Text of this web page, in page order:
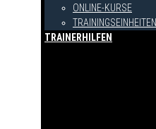
ONLINE-KURSE
TRAININGSEINHEITEN
TRAINERHILFEN